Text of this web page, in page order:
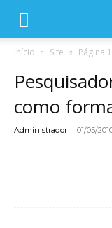
Início Site Página
como
Administrador - 01/05/